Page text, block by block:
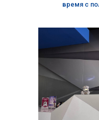
время с